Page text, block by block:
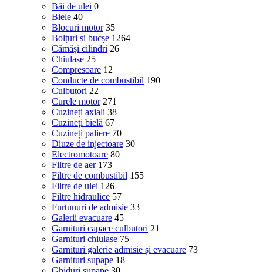
Băi de ulei 0
Biele 40
Blocuri motor 35
Bolțuri și bucșe 1264
Cămăși cilindri 26
Chiulase 25
Compresoare 12
Conducte de combustibil 190
Culbutori 22
Curele motor 271
Cuzineți axiali 38
Cuzineți bielă 67
Cuzineți paliere 70
Diuze de injectoare 30
Electromotoare 80
Filtre de aer 173
Filtre de combustibil 155
Filtre de ulei 126
Filtre hidraulice 57
Furtunuri de admisie 33
Galerii evacuare 45
Garnituri capace culbutori 21
Garnituri chiulase 75
Garnituri galerie admisie și evacuare 73
Garnituri supape 18